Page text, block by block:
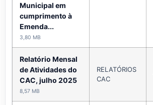
Municipal em
cumprimento à
Emenda...
3,80 MB
Relatório Mensal
de Atividades do
CAC, julho 2025
8,57 MB
RELATÓRIOS
CAC